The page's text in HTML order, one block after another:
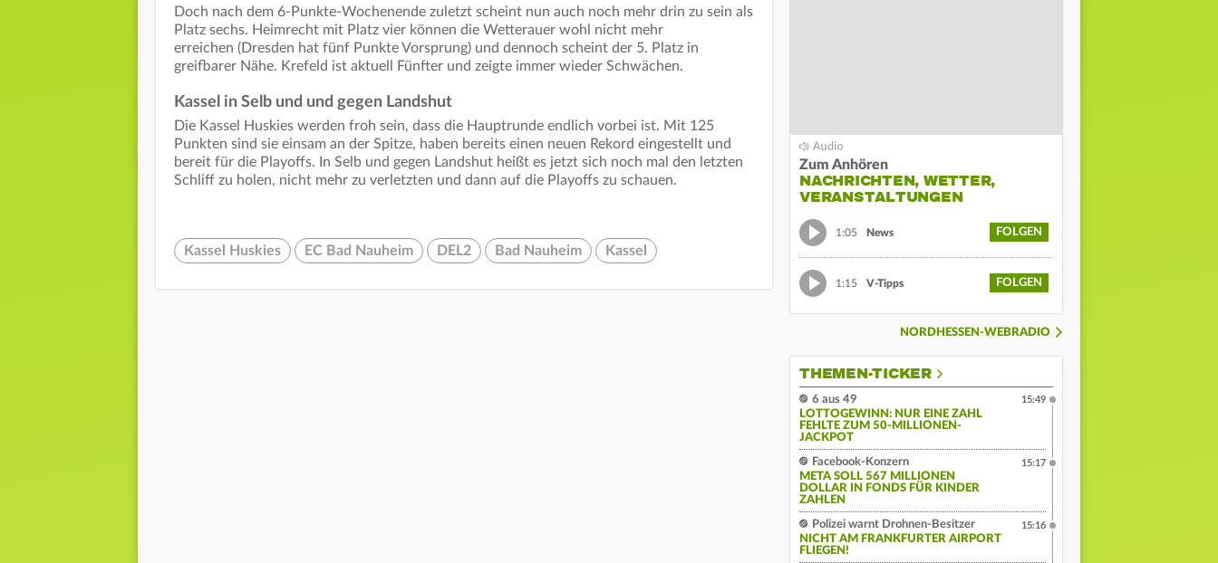
Doch nach dem 6-Punkte-Wochenende zuletzt scheint nun auch noch mehr drin zu sein als
Platz sechs. Heimrecht mit Platz vier können die Wetterauer wohl nicht mehr
erreichen (Dresden hat fünf Punkte Vorsprung) und dennoch scheint der 5. Platz in
greifbarer Nähe. Krefeld ist aktuell Fünfter und zeigte immer wieder Schwächen.
Kassel in Selb und und gegen Landshut
Die Kassel Huskies werden froh sein, dass die Hauptrunde endlich vorbei ist. Mit 125
Punkten sind sie einsam an der Spitze, haben bereits einen neuen Rekord eingestellt und
bereit für die Playoffs. In Selb und gegen Landshut heißt es jetzt sich noch mal den letzten
Schliff zu holen, nicht mehr zu verletzten und dann auf die Playoffs zu schauen.
Kassel Huskies EC Bad Nauheim DEL2 Bad Nauheim Kassel
Zum Anhören
NACHRICHTEN, WETTER,
VERANSTALTUNGEN
1:05 News FOLGEN
1:15 V-Tipps FOLGEN
NORDHESSEN-WEBRADIO
THEMEN-TICKER
6 aus 49
LOTTOGEWINN: NUR EINE ZAHL
FEHLTE ZUM 50-MILLIONEN-
JACKPOT
15:49
Facebook-Konzern
META SOLL 567 MILLIONEN
DOLLAR IN FONDS FÜR KINDER
ZAHLEN
15:17
Polizei warnt Drohnen-Besitzer
NICHT AM FRANKFURTER AIRPORT
FLIEGEN!
15:16